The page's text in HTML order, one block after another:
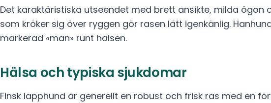
Det karaktäristiska utseendet med brett ansikte, milda ögon
som kröker sig över ryggen gör rasen lätt igenkänlig.
markerad «man» runt halsen.
Hälsa och typiska sjukdomar
Finsk lapphund är generellt en robust och frisk ras med en